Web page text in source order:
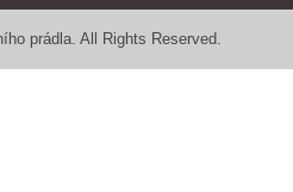
prádla. All Rights Reserved.